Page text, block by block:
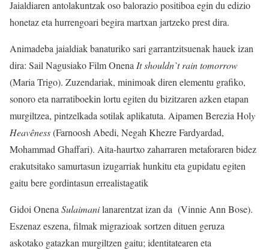
Jaialdiaren antolakuntzak oso balorazio positiboa egin du edizio
honetaz eta hurrengoari begira martxan jartzeko prest dira.
Animadeba jaialdiak banaturiko sari garrantzitsuenak hauek izan
dira: Sail Nagusiako Film OnenaIt shouldn`t rain tomorrow
(Maria Trigo). Zuzendariak, minimoak diren elementu grafiko,
sonoro eta narratiboekin lortu egiten du bizitzaren azken etapan
murgiltzea, pintzelkada sotilak aplikatuta. Aipamen Berezia Holy
Heavêness(Farnoosh Abedi, Negah Khezre Fardyardad,
Mohammad Ghaffari). Aita-haurtxo zaharraren metaforaren bidez
erakutsitako samurtasun izugarriak hunkitu eta gupidatu egiten
gaitu bere gordintasun errealistagatik
Gidoi OnenaSulaimanilanarentzat izan da (Vinnie Ann Bose).
Eszenaz eszena, filmak migrazioak sortzen dituen geruza
askotako gatazkan murgiltzen gaitu; identitatearen eta